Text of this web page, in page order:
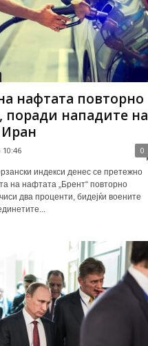
нафтата повторно
поради нападите на
10:46 0
индекси денес се претежно
на нафтата „Брент“ повторно
два проценти, бидејќи воените